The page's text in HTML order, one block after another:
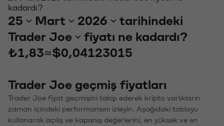
kadardı?
25 Mart 2026
tarihindeki
Trader Joe
fiyatı ne kadardı?
₺1,83≈$0,04123015
Trader Joe geçmiş fiyatları
Trader Joe fiyat geçmişini takip ederek kripto varlıkların
zaman içindeki performansını izleyin. Aşağıdaki tabloyu
kullanarak açılış ve kapanış değerlerini, en yüksek ve en